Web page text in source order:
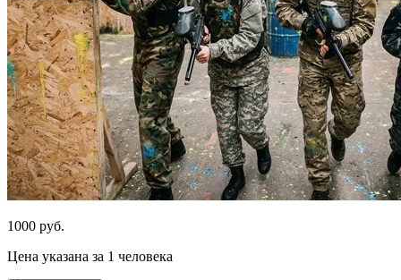
1000 руб.
Цена указана за 1 человека